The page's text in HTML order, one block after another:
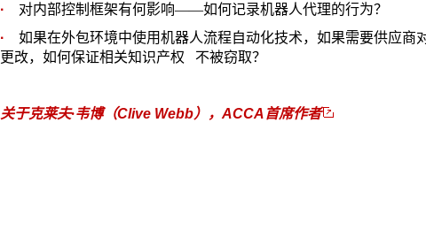
· 对内部控制框架有何影响——如何记录机器人代理的行为？
· 如果在外包环境中使用机器人流程自动化技术，如果需要供应商
更改，如何保证相关知识产权 不被窃取？
关于克莱夫·韦博（Clive Webb）， ACCA 首席作者